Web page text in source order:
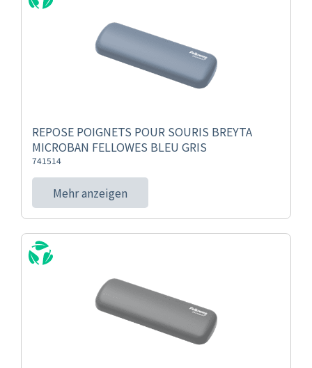
REPOSE POIGNETS POUR SOURIS BREYTA
MICROBAN FELLOWES BLEU GRIS
741514
Mehr anzeigen